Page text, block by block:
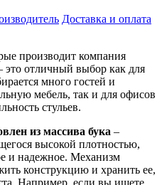
Доставка и оплата
производит компания
отличный выбор как для
много гостей и
мебель, так и для офисов
стульев.
из массива бука –
высокой плотностью,
и надежное. Механизм
конструкцию и хранить ее,
Например, если вы ищете